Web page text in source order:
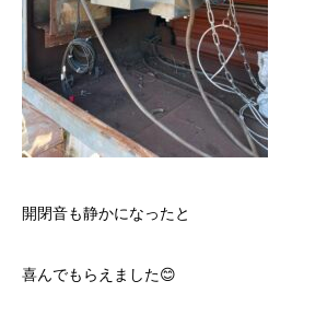
開閉音も静かになったと
喜んでもらえました😊